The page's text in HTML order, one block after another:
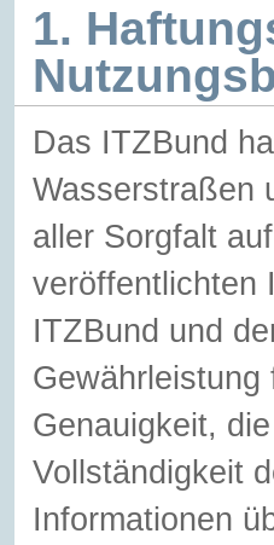
1.
Das ITZBund
Wasserstraßen
aller Sorgfalt
veröffentlichten
ITZBund und
Genauigkeit,
Vollständigkeit
Informationen